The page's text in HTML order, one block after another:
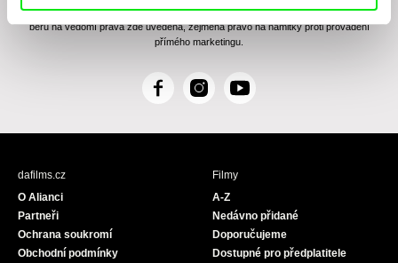
Zásady zpracování osobních údajů, textu rozumím a souhlasím s ním, přičemž
beru na vědomí práva zde uvedená, zejména právo na námitky proti provádění
přímého marketingu.
F
c
I
s
Y
u
dafilms.cz
O Alianci
Partneři
Ochrana soukromí
Obchodní podmínky
Filmy
A-Z
Nedávno přidané
Doporučujeme
Dostupné pro předplatitele